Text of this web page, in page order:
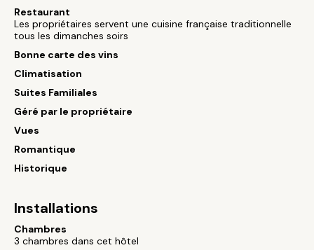
Restaurant
Les propriétaires servent une cuisine française traditionnelle
tous les dimanches soirs
Bonne carte des vins
Climatisation
Suites Familiales
Géré par le propriétaire
Vues
Romantique
Historique
Installations
Chambres
3 chambres dans cet hôtel